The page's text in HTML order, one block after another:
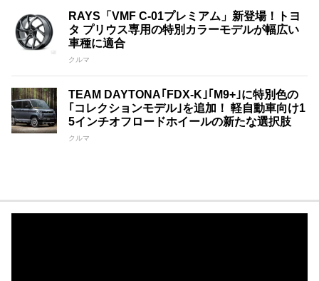
RAYS「VMF C-01プレミアム」新登場！トヨ
タ プリウス専用の特別カラーモデルが幅広い
車種に適合
クルマ
TEAM DAYTONA｢FDX-K｣｢M9+｣に特別色の
｢コレクションモデル｣を追加！ 軽自動車向け1
5インチオフロードホイールの新たな選択肢
クルマ